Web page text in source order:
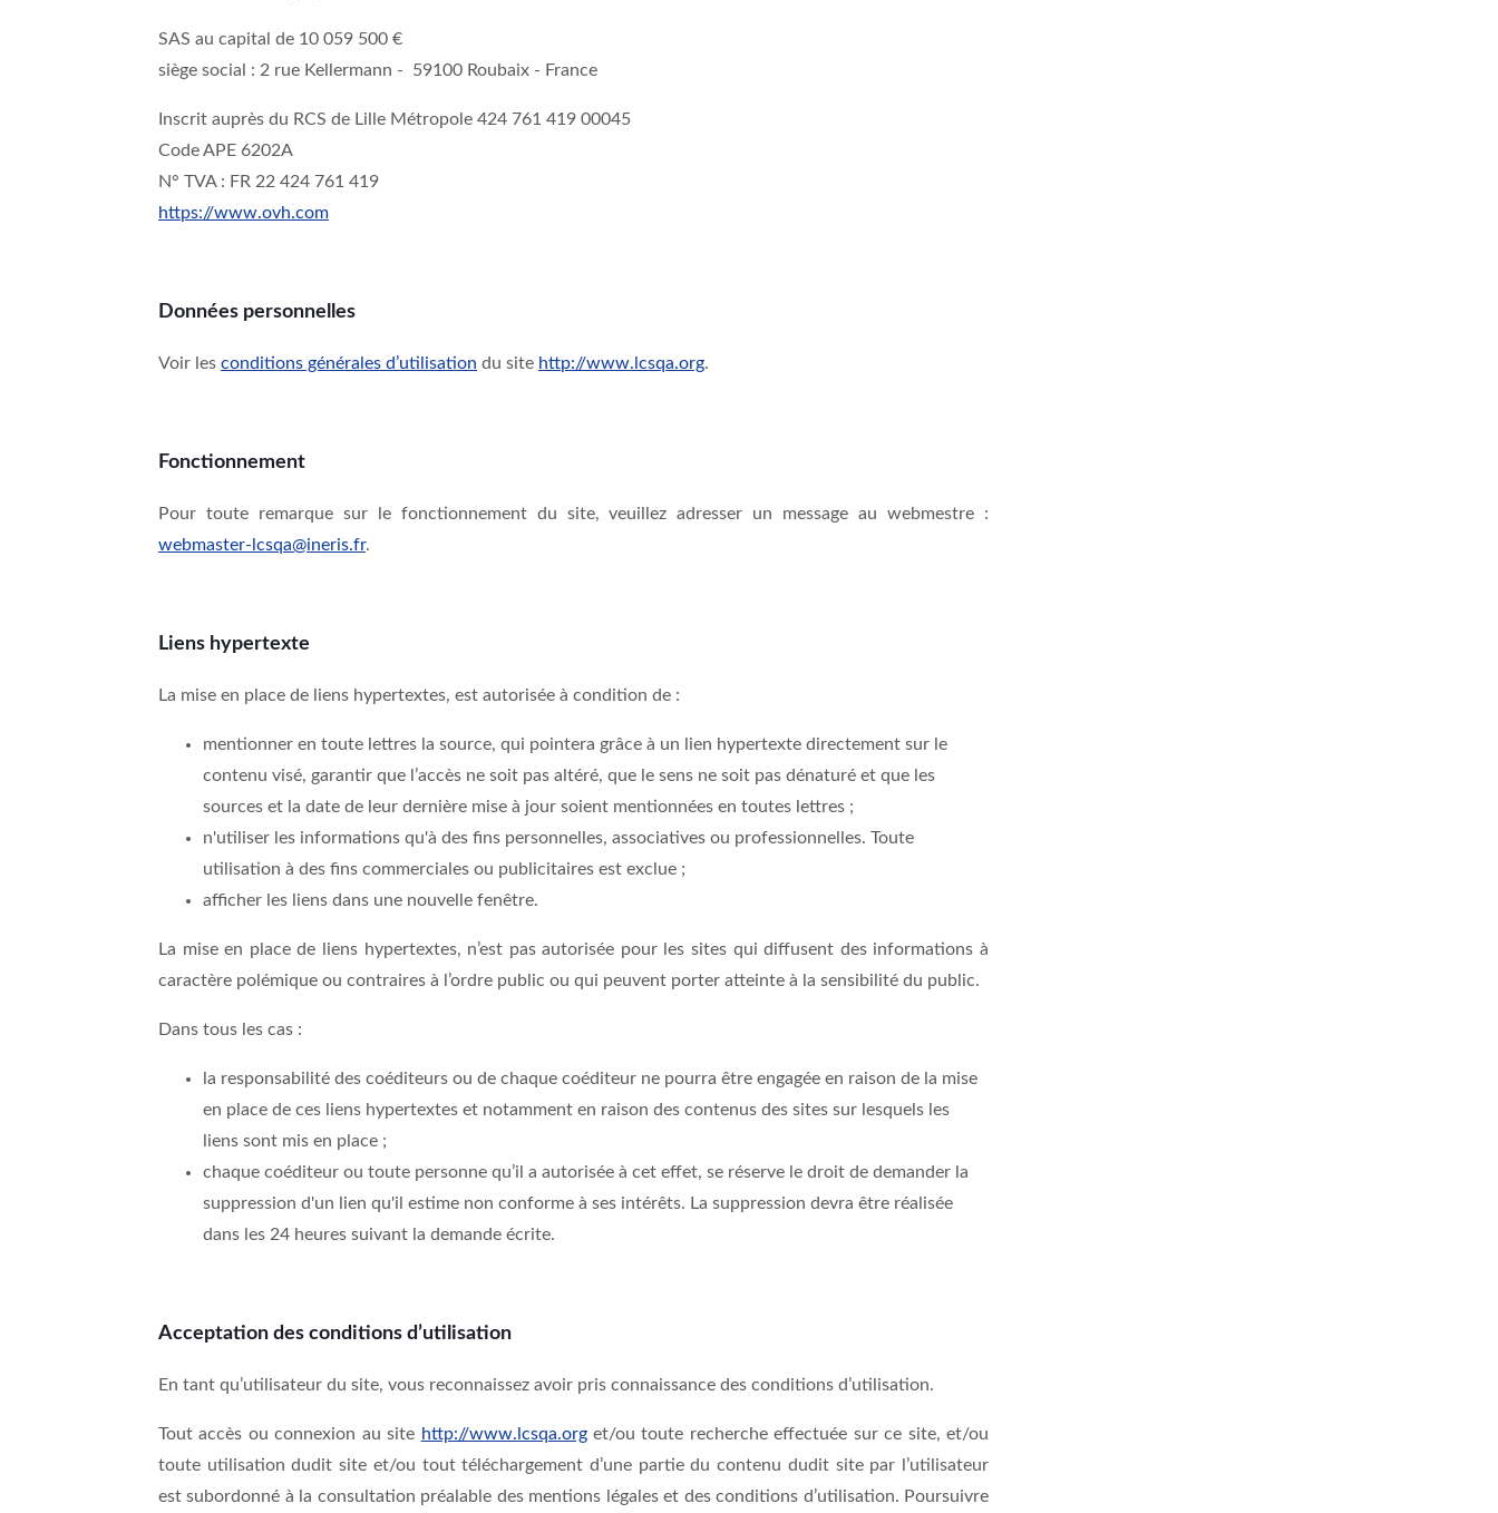
SAS au capital de 10 059 500 €
siège social : 2 rue Kellermann - 59100 Roubaix - France
Inscrit auprès du RCS de Lille Métropole 424 761 419 00045
Code APE 6202A
N° TVA : FR 22 424 761 419
https://www.ovh.com
Données personnelles
Voir les conditions générales d’utilisation du site http://www.lcsqa.org.
Fonctionnement
Pour toute remarque sur le fonctionnement du site, veuillez adresser un message au webmestre :
webmaster-lcsqa@ineris.fr.
Liens hypertexte
La mise en place de liens hypertextes, est autorisée à condition de :
mentionner en toute lettres la source, qui pointera grâce à un lien hypertexte directement sur le
contenu visé, garantir que l’accès ne soit pas altéré, que le sens ne soit pas dénaturé et que les
sources et la date de leur dernière mise à jour soient mentionnées en toutes lettres ;
n'utiliser les informations qu'à des fins personnelles, associatives ou professionnelles. Toute
utilisation à des fins commerciales ou publicitaires est exclue ;
afficher les liens dans une nouvelle fenêtre.
La mise en place de liens hypertextes, n’est pas autorisée pour les sites qui diffusent des informations à
caractère polémique ou contraires à l’ordre public ou qui peuvent porter atteinte à la sensibilité du public.
Dans tous les cas :
la responsabilité des coéditeurs ou de chaque coéditeur ne pourra être engagée en raison de la mise
en place de ces liens hypertextes et notamment en raison des contenus des sites sur lesquels les
liens sont mis en place ;
chaque coéditeur ou toute personne qu’il a autorisée à cet effet, se réserve le droit de demander la
suppression d'un lien qu'il estime non conforme à ses intérêts. La suppression devra être réalisée
dans les 24 heures suivant la demande écrite.
Acceptation des conditions d’utilisation
En tant qu’utilisateur du site, vous reconnaissez avoir pris connaissance des conditions d’utilisation.
Tout accès ou connexion au site http://www.lcsqa.orget/ou toute recherche effectuée sur ce site, et/ou
toute utilisation dudit site et/ou tout téléchargement d’une partie du contenu dudit site par l’utilisateur
est subordonné à la consultation préalable des mentions légales et des conditions d’utilisation. Poursuivre